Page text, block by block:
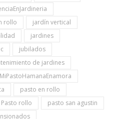
rollo
jardín vertical
jardines
jubilados
de jardines
MiPastoHamanaEnamora
pasto en rollo
Pasto rollo
pasto san agustin